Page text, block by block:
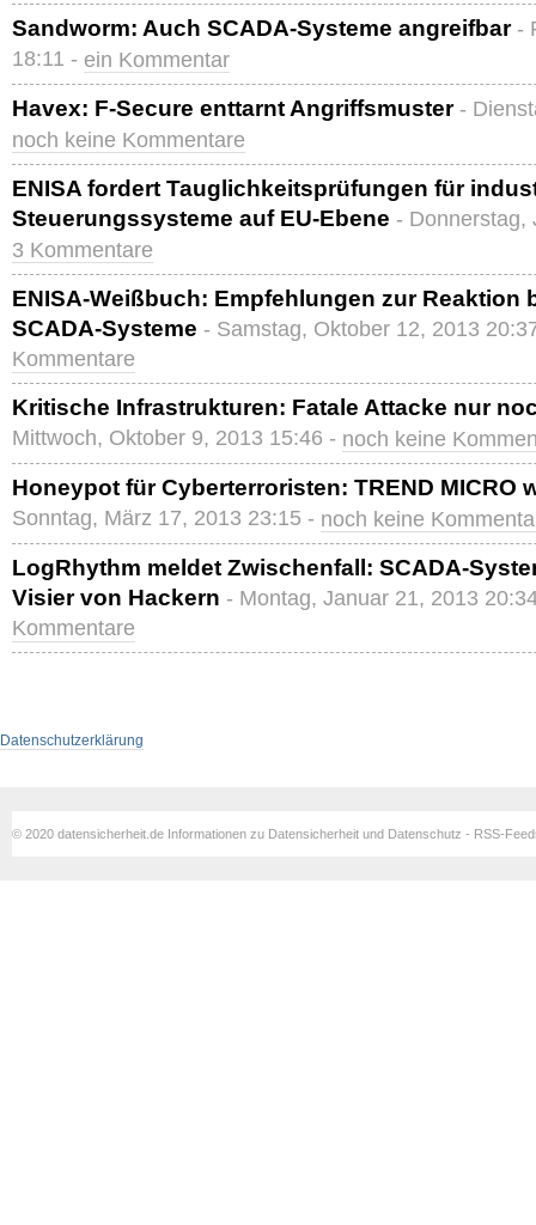
Sandworm: Auch SCADA-Systeme angreifbar -
18:11 - ein Kommentar
Havex: F-Secure enttarnt Angriffsmuster -
noch keine Kommentare
ENISA fordert Tauglichkeitsprüfungen für
Steuerungssysteme auf EU-Ebene - Donnerstag,
3 Kommentare
ENISA-Weißbuch: Empfehlungen zur Reaktion
SCADA-Systeme - Samstag, Oktober 12, 2013
Kommentare
Kritische Infrastrukturen: Fatale Attacke nur
Mittwoch, Oktober 9, 2013 15:46 - noch keine
Honeypot für Cyberterroristen: TREND MICRO
Sonntag, März 17, 2013 23:15 - noch keine
LogRhythm meldet Zwischenfall: SCADA-
Visier von Hackern - Montag, Januar 21, 2013
Kommentare
Datenschutzerklärung
© 2020 datensicherheit.de Informationen zu Datensicherheit und Datenschutz - RSS-